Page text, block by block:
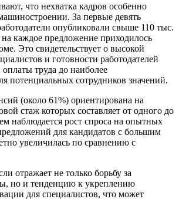
что нехватка кадров особенно
За первые девять
опубликовали свыше 110 тыс.
каждое предложение приходилось
Это свидетельствует о высокой
и готовности работодателей
труда до наиболее
потенциальных сотрудников значений.
(около 61%) ориентирована на
стаж которых составляет от одного до
наблюдается рост спроса на опытных
для кандидатов с большим
увеличилась по сравнению с
отражает не только борьбу за
но и тенденцию к укреплению
для специалистов, что может